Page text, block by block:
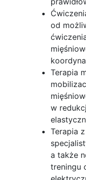
od
Terapia
w
Terapia
a także
treningu